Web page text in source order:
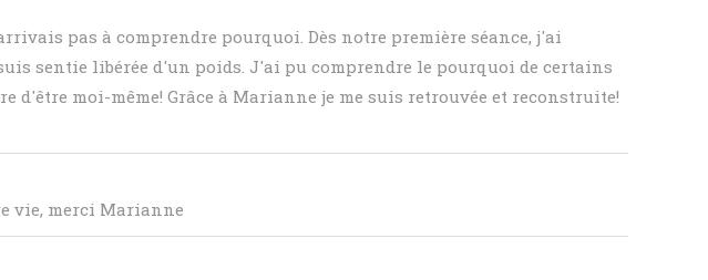
pas à comprendre pourquoi. Dès notre première séance, j'ai
sentie libérée d'un poids. J'ai pu comprendre le pourquoi de certains
d'être moi-même! Grâce à Marianne je me suis retrouvée et reconstruite!
vie, merci Marianne